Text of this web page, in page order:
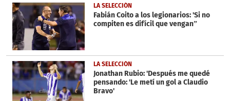
LA SELECCIÓN
Fabián Coito a los legionarios: 'Si no
compiten es difícil que vengan”
LA SELECCIÓN
Jonathan Rubio: 'Después me quedé
pensando: 'Le metí un gol a Claudio
Bravo'